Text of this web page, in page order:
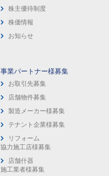
株主優待制度
株価情報
お知らせ
事業パートナー様募集
お取引先募集
店舗物件募集
製造メーカー様募集
テナント企業様募集
リフォーム
協力施工店様募集
店舗什器
施工業者様募集